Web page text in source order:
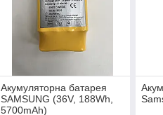
Акумуляторна батарея
SAMSUNG (36V, 188Wh,
5700mAh)